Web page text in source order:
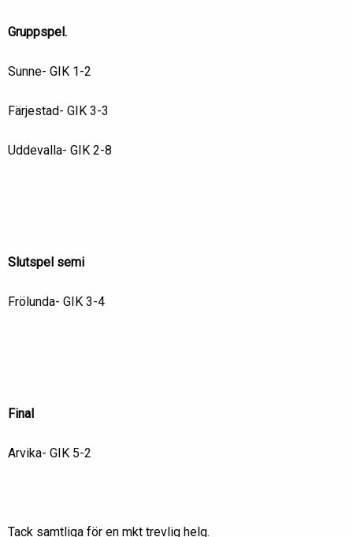
Gruppspel.
Sunne- GIK 1-2
Färjestad- GIK 3-3
Uddevalla- GIK 2-8
Slutspel semi
Frölunda- GIK 3-4
Final
Arvika- GIK 5-2
Tack samtliga för en mkt trevlig helg.